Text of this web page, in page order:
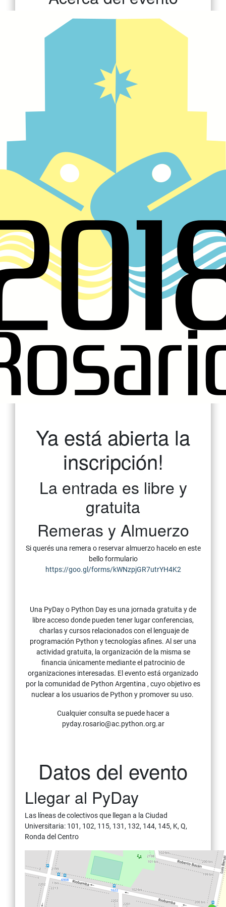
Ya está abierta la
inscripción!
La entrada es libre y
gratuita
Remeras y Almuerzo
Si querés una remera o reservar almuerzo hacelo en este
bello formulario
https://goo.gl/forms/kWNzpjGR7utrYH4K2
Una PyDay o Python Day es una jornada gratuita y de
libre acceso donde pueden tener lugar conferencias,
charlas y cursos relacionados con el lenguaje de
programación Python y tecnologías afines. Al ser una
actividad gratuita, la organización de la misma se
financia únicamente mediante el patrocinio de
organizaciones interesadas. El evento está organizado
por la comunidad de Python Argentina , cuyo objetivo es
nuclear a los usuarios de Python y promover su uso.
Cualquier consulta se puede hacer a
pyday.rosario@ac.python.org.ar
Datos del evento
Llegar al PyDay
Las líneas de colectivos que llegan a la Ciudad
Universitaria: 101, 102, 115, 131, 132, 144, 145, K, Q,
Ronda del Centro